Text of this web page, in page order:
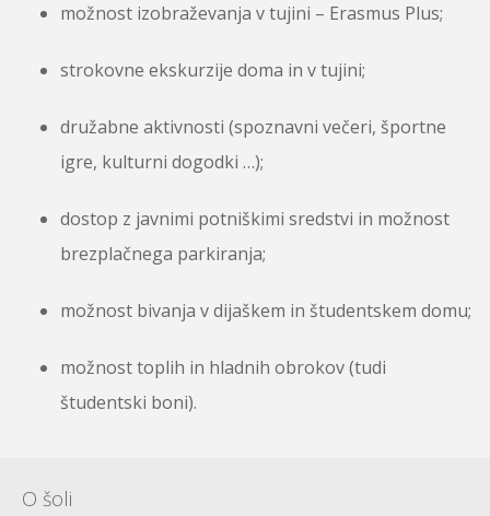
možnost izobraževanja v tujini – Erasmus Plus;
strokovne ekskurzije doma in v tujini;
družabne aktivnosti (spoznavni večeri, športne
igre, kulturni dogodki …);
dostop z javnimi potniškimi sredstvi in možnost
brezplačnega parkiranja;
možnost bivanja v dijaškem in študentskem domu;
možnost toplih in hladnih obrokov (tudi
študentski boni).
O šoli